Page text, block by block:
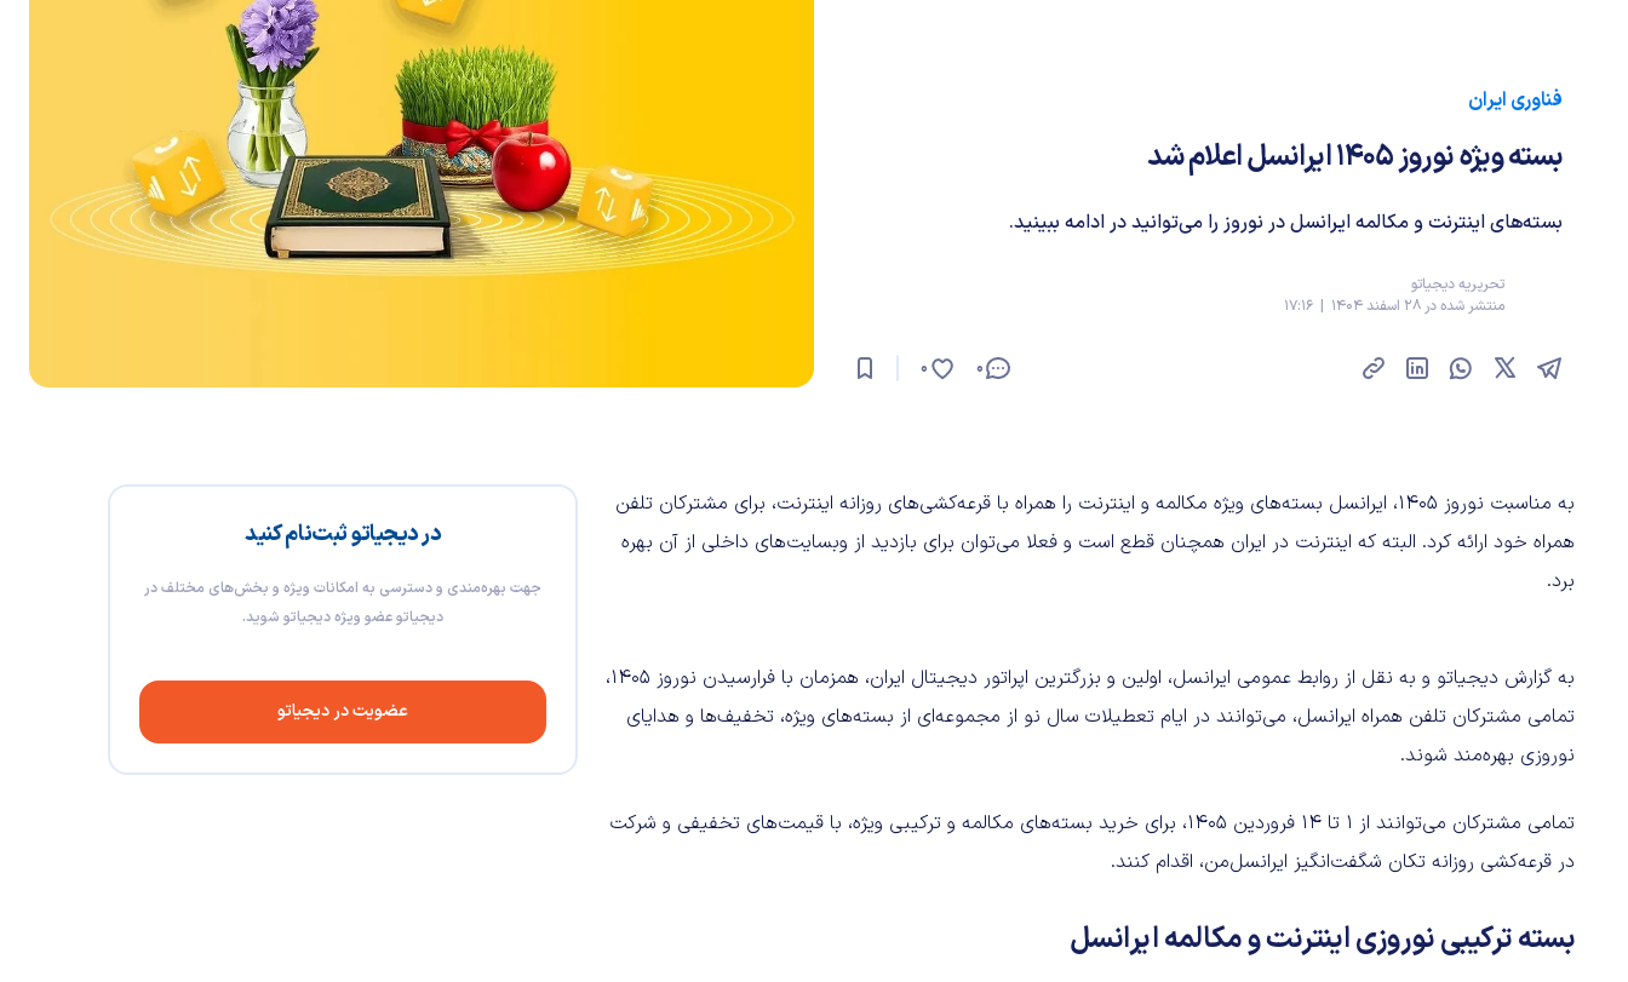
فناوری ایران
بسته ویژه نوروز ۱۴۰۵ ایرانسل اعلام شد
بسته‌های اینترنت و مکالمه ایرانسل در نوروز را می‌توانید در ادامه ببینید.
تحریریه دیجیاتو
منتشر شده در 28 اسفند 1404 | 17:16
0
0
در دیجیاتو ثبت‌نام کنید
جهت بهره‌مندی و دسترسی به امکانات ویژه و بخش‌های مختلف در
دیجیاتو عضو ویژه دیجیاتو شوید.
عضویت در دیجیاتو
به مناسبت نوروز ۱۴۰۵، ایرانسل بسته‌های ویژه مکالمه و اینترنت را همراه با قرعه‌کشی‌های روزانه اینترنت، برای مشترکان تلفن
همراه خود ارائه کرد. البته که اینترنت در ایران همچنان قطع است و فعلا می‌توان برای بازدید از وبسایت‌های داخلی از آن بهره
برد.
به گزارش دیجیاتو و به نقل از روابط عمومی ایرانسل، اولین و بزرگترین اپراتور دیجیتال ایران، همزمان با فرارسیدن نوروز ۱۴۰۵،
تمامی مشترکان تلفن همراه ایرانسل، می‌توانند در ایام تعطیلات سال نو از مجموعه‌ای از بسته‌های ویژه، تخفیف‌ها و هدایای
نوروزی بهره‌مند شوند.
تمامی مشترکان می‌توانند از ۱ تا ۱۴ فروردین ۱۴۰۵، برای خرید بسته‌های مکالمه و ترکیبی ویژه، با قیمت‌های تخفیفی و شرکت
در قرعه‌کشی روزانه تکان شگفت‌انگیز ایرانسل‌من، اقدام کنند.
بسته ترکیبی نوروزی اینترنت و مکالمه ایرانسل